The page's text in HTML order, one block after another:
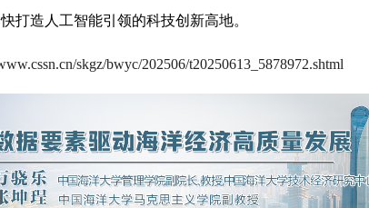
打造人工智能引领的科技创新高地。
skgz/bwyc/202506/t20250613_5878972.shtml